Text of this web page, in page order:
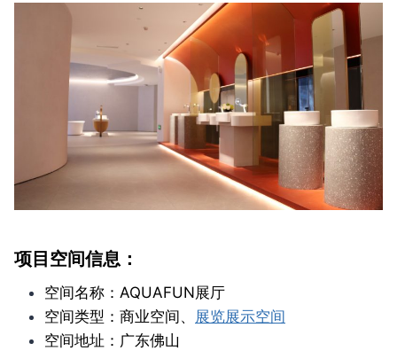
项目空间信息：
空间名称：AQUAFUN展厅
空间类型：商业空间、 展览展示空间
空间地址：广东佛山